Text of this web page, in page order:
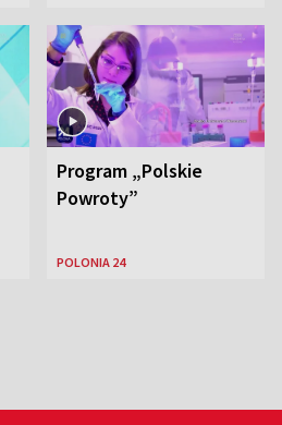
Program „Polskie
Powroty”
POLONIA 24